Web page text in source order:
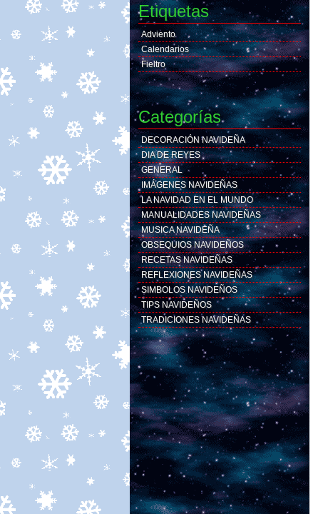
Etiquetas
Adviento
Calendarios
Fieltro
Categorías
DECORACIÓN NAVIDEÑA
DIA DE REYES
GENERAL
IMÁGENES NAVIDEÑAS
LA NAVIDAD EN EL MUNDO
MANUALIDADES NAVIDEÑAS
MUSICA NAVIDEÑA
OBSEQUIOS NAVIDEÑOS
RECETAS NAVIDEÑAS
REFLEXIONES NAVIDEÑAS
SIMBOLOS NAVIDEÑOS
TIPS NAVIDEÑOS
TRADICIONES NAVIDEÑAS